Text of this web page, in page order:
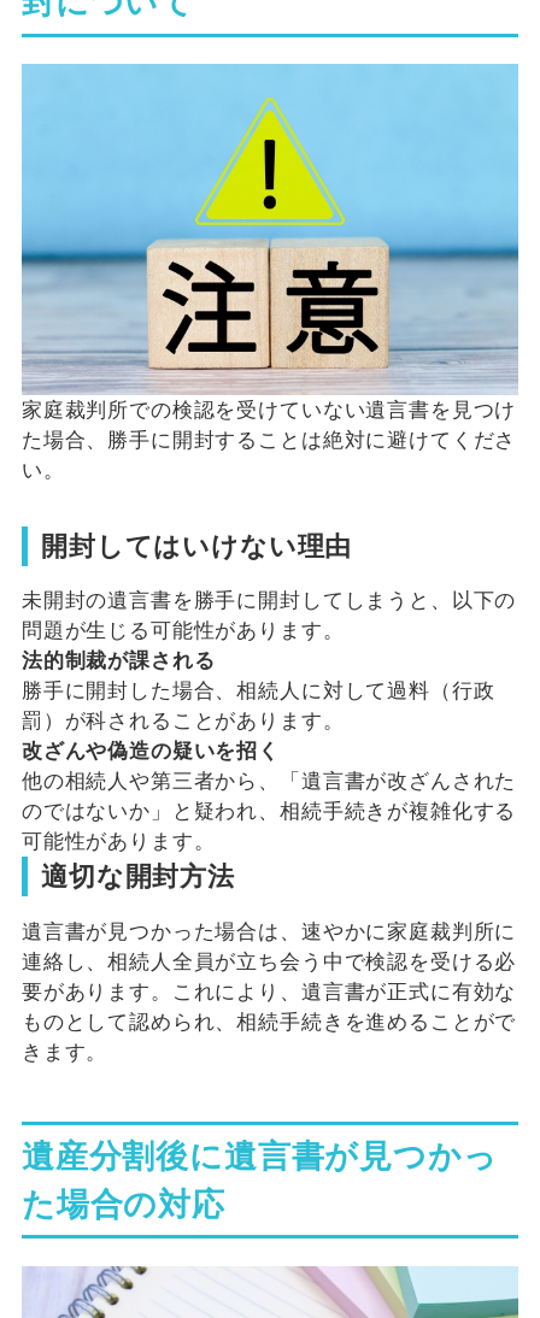
家庭裁判所での検認を受けていない遺言書を見つけ
た場合、勝手に開封することは絶対に避けてくださ
い。
開封してはいけない理由
未開封の遺言書を勝手に開封してしまうと、以下の
問題が生じる可能性があります。
法的制裁が課される
勝手に開封した場合、相続人に対して過料（行政
罰）が科されることがあります。
改ざんや偽造の疑いを招く
他の相続人や第三者から、「遺言書が改ざんされた
のではないか」と疑われ、相続手続きが複雑化する
可能性があります。
適切な開封方法
遺言書が見つかった場合は、速やかに家庭裁判所に
連絡し、相続人全員が立ち会う中で検認を受ける必
要があります。これにより、遺言書が正式に有効な
ものとして認められ、相続手続きを進めることがで
きます。
遺産分割後に遺言書が見つかっ
た場合の対応